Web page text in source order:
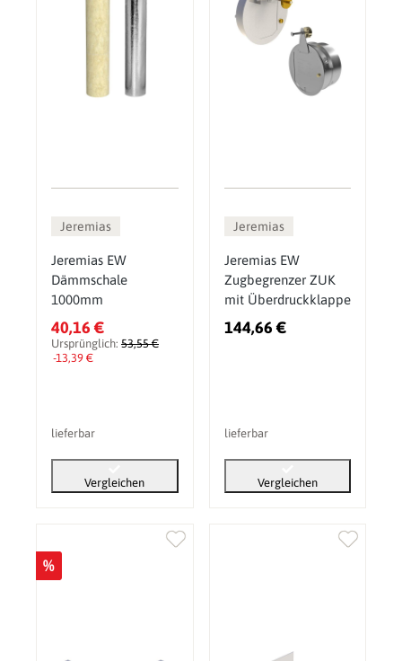
Jeremias
Jeremias EW
Dämmschale
1000mm
40,16 €
Ursprünglich: 53,55 €
-13,39 €
lieferbar
Vergleichen
Jeremias
Jeremias EW
Zugbegrenzer ZUK
mit Überdruckklappe
144,66 €
lieferbar
Vergleichen
%